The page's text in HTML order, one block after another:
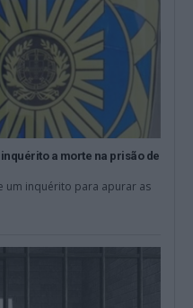
a morte na prisão de
um inquérito para apurar as